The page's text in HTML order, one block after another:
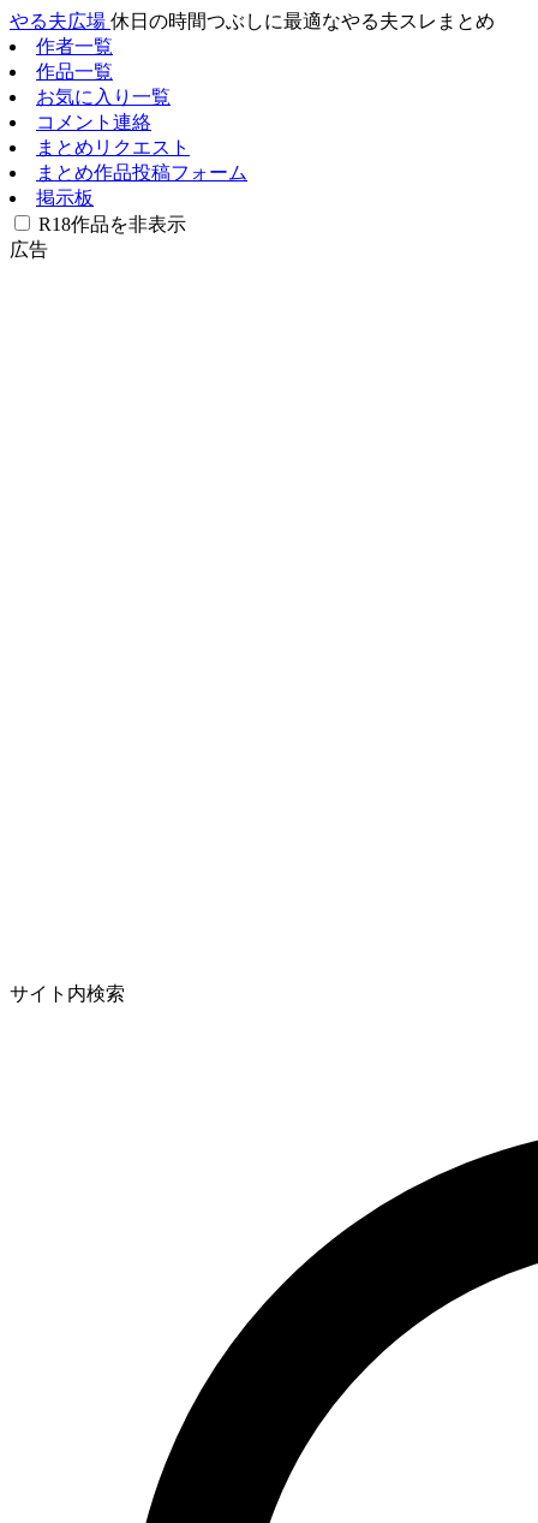
やる夫広場 休日の時間つぶしに最適なやる夫スレまとめ
作者一覧
作品一覧
お気に入り一覧
コメント連絡
まとめリクエスト
まとめ作品投稿フォーム
掲示板
R18作品を非表示
広告
サイト内検索